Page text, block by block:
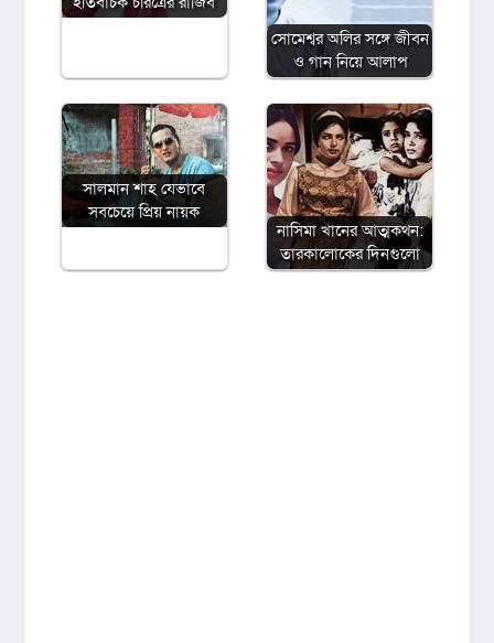
সোমেশ্বর অলির সঙ্গে জীবন
ও গান নিয়ে আলাপ
সালমান শাহ যেভাবে
সবচেয়ে প্রিয় নায়ক
নাসিমা খানের আত্মকথন:
তারকালোকের দিনগুলো